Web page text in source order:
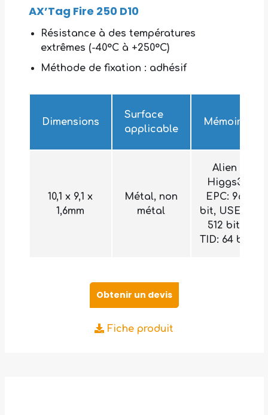
AX’Tag Fire 250 D10
Résistance à des températures
extrêmes (-40°C à +250°C)
Méthode de fixation : adhésif
Dimensions
Surface
applicable
Mémoire
10,1 x 9,1 x
1,6mm
Métal, non
métal
Alien
Higgs3
EPC: 96
bit, USER:
512 bit,
TID: 64 bit
Obtenir un devis
Fiche produit